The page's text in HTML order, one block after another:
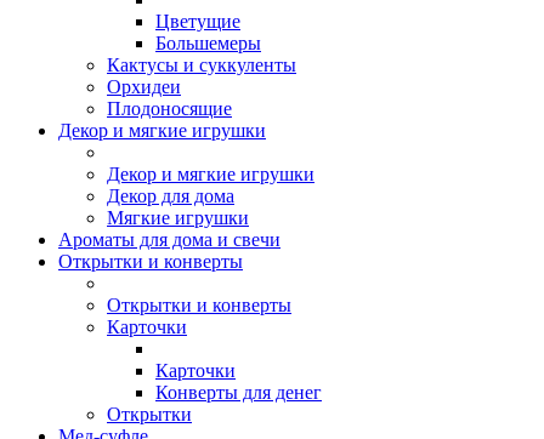
Цветущие
Большемеры
Кактусы и суккуленты
Орхидеи
Плодоносящие
Декор и мягкие игрушки
Декор и мягкие игрушки
Декор для дома
Мягкие игрушки
Ароматы для дома и свечи
Открытки и конверты
Открытки и конверты
Карточки
Карточки
Конверты для денег
Открытки